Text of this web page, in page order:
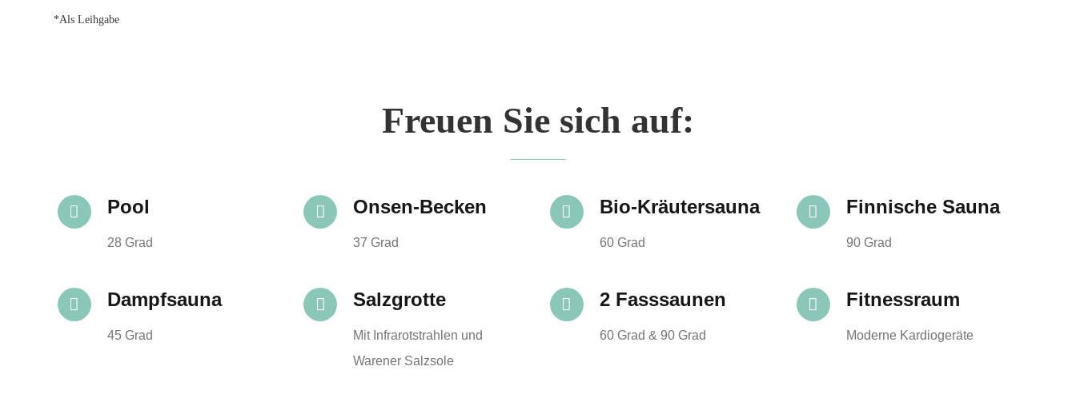
*Als Leihgabe
Freuen Sie sich auf:
Pool
28 Grad
Onsen-Becken
37 Grad
Bio-Kräutersauna
60 Grad
Finnische Sauna
90 Grad
Dampfsauna
45 Grad
Salzgrotte
Mit Infrarotstrahlen und
Warener Salzsole
2 Fasssaunen
60 Grad & 90 Grad
Fitnessraum
Moderne Kardiogeräte